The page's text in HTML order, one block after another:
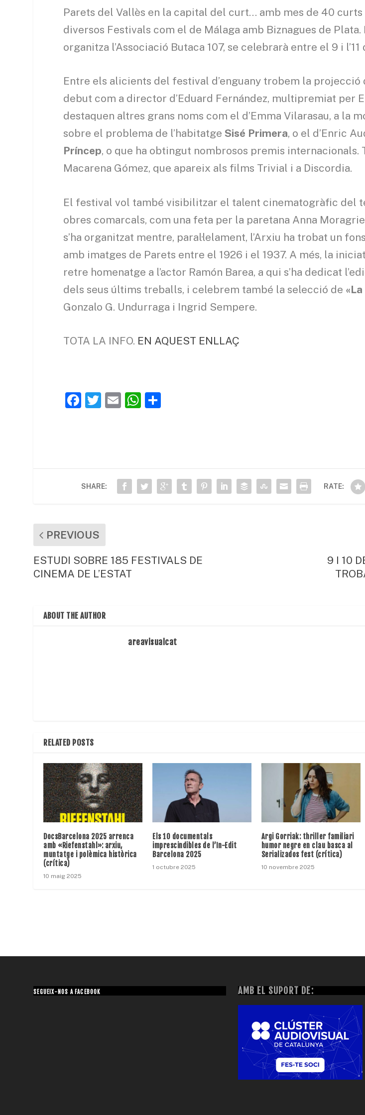
Parets del Vallès en la capital del curt… amb mes de 40 curts
diversos Festivals com el de Málaga amb Biznagues de
organitza l’Associació Butaca 107, se celebrarà entre el 9 i
Entre els alicients del festival d’enguany trobem la projecció
debut com a director d’Eduard Fernández, multipremiat per
destaquen altres grans noms com el d’Emma Vilarasau, a la
sobre el problema de l’habitatgeSisé Primera, o el d’Enric
Príncep, o que ha obtingut nombrosos premis internacionals.
Macarena Gómez, que apareix als films Trivial i a Discordia.
El festival vol també visibilitzar el talent cinematogràfic del
obres comarcals, com una feta per la paretana Anna
s’ha organitzat mentre, paral·lelament, l’Arxiu ha trobat un
amb imatges de Parets entre el 1926 i el 1937. A més, la
retre homenatge a l’actor Ramón Barea, a qui s’ha dedicat
dels seus últims treballs, i celebrem també la selecció de
Gonzalo G. Undurraga i Ingrid Sempere.
TOTA LA INFO. EN AQUEST ENLLAÇ
F
b
o
T
E
W
A
p
p
ar
te
ix
SHARE: RATE:
PREVIOUS
ESTUDI SOBRE 185 FESTIVALS DE
CINEMA DE L’ESTAT
9 I 10
ABOUT THE AUTHOR
areavisualcat
RELATED POSTS
DocsBarcelona 2025 arrenca
amb «Riefenstahl»: arxiu,
muntatge i polèmica històrica
(crítica)
10 maig 2025
Els 10 documentals
imprescindibles de l’In-Edit
Barcelona 2025
1 octubre 2025
Argi Gorriak: thriller familiari
humor negre en clau basca al
Serializados fest (crítica)
10 novembre 2025
SEGUEIX-NOS A FACEBOOK AMB EL SUPORT DE: